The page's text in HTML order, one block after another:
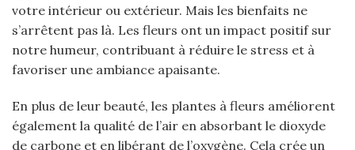
votre intérieur ou extérieur. Mais les bienfaits ne
s’arrêtent pas là. Les fleurs ont un impact positif sur
notre humeur, contribuant à réduire le stress et à
favoriser une ambiance apaisante.
En plus de leur beauté, les plantes à fleurs améliorent
également la qualité de l’air en absorbant le dioxyde
de carbone et en libérant de l’oxygène. Cela crée un